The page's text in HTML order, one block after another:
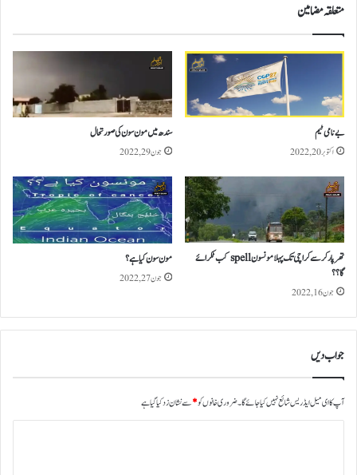
متعلقہ مضامین
بے نامی ٹیم
اکتوبر 20, 2022
سندھ میں مون سون کی صورتحال
جون 29, 2022
تھر پارکر سے کراچی تک پہلا مونسون spell کب ٹکرائے
گا؟؟
جون 16, 2022
مون سون کیا ہے؟
جون 27, 2022
جواب دیں
آپ کا ای میل ایڈریس شائع نہیں کیا جائے گا۔ضروری خانوں کو*سے نشان زد کیا گیا ہے